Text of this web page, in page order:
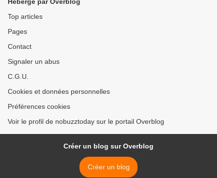
Top articles
Pages
Contact
Signaler un abus
C.G.U.
Cookies et données personnelles
Préférences cookies
Voir le profil de nobuzztoday sur le portail Overblog
Créer un blog sur Overblog
Créer un blog